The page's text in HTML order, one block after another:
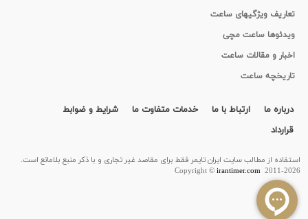
تعاریف ویژگیهای ساعت
ویدئوها ساعت مچی
اخبار و مقالات ساعت
تاریخچه ساعت
درباره ما ارتباط با ما خدمات متفاوت ما
شرایط و ضوابط
قرارداد
استفاده از مطالب سايت ایران تایمر فقط برای مقاصد غیر تجاری و با ذکر منبع بلامانع است.
Copyright ©irantimer.com2011-2026